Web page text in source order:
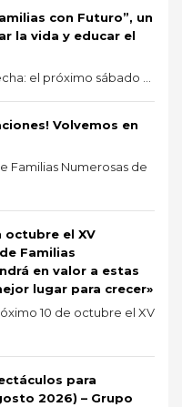
con Futuro”, un
la vida y educar el
el próximo sábado ...
Volvemos en
Familias Numerosas de
octubre el XV
Familias
en valor a estas
lugar para crecer»
10 de octubre el XV
para
2026) – Grupo